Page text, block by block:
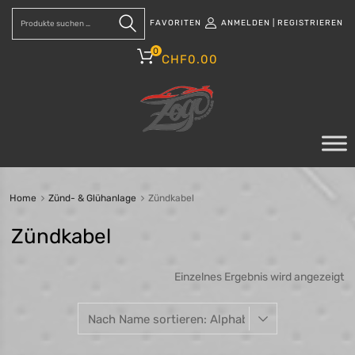
Suchen
FAVORITEN ANMELDEN REGISTRIEREN
CHF0.00
0
Home Zünd- & Glühanlage Zündkabel
Zündkabel
Einzelnes Ergebnis wird angezeigt